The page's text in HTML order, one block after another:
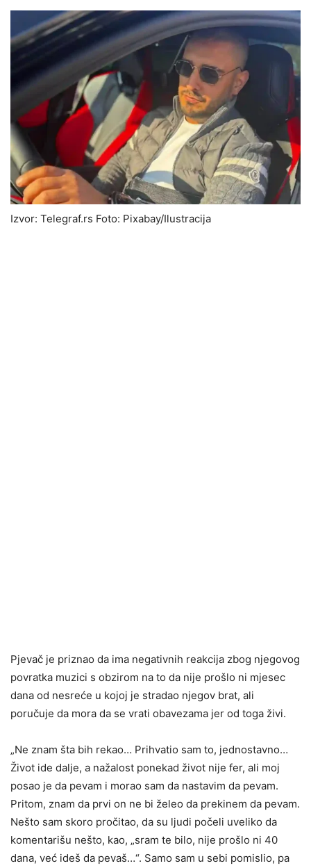
Izvor: Telegraf.rs Foto: Pixabay/Ilustracija
Pjevač je priznao da ima negativnih reakcija zbog njegovog
povratka muzici s obzirom na to da nije prošlo ni mjesec
dana od nesreće u kojoj je stradao njegov brat, ali
poručuje da mora da se vrati obavezama jer od toga živi.
„Ne znam šta bih rekao… Prihvatio sam to, jednostavno…
Život ide dalje, a nažalost ponekad život nije fer, ali moj
posao je da pevam i morao sam da nastavim da pevam.
Pritom, znam da prvi on ne bi želeo da prekinem da pevam.
Nešto sam skoro pročitao, da su ljudi počeli uveliko da
komentarišu nešto, kao, „sram te bilo, nije prošlo ni 40
dana, već ideš da pevaš…“. Samo sam u sebi pomislio, pa